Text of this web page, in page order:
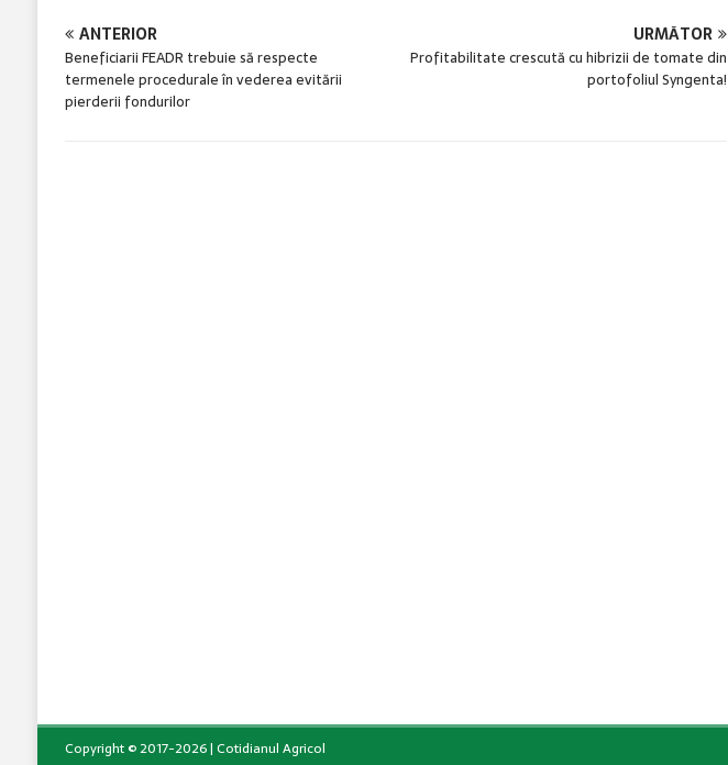
ANTERIOR
Beneficiarii FEADR trebuie să respecte
termenele procedurale în vederea evitării
pierderii fondurilor
URMĂTOR
Profitabilitate crescută cu hibrizii de tomate din
portofoliul Syngenta!
Copyright © 2017-2026 | Cotidianul Agricol